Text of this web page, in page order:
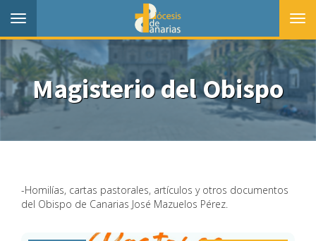
Toggle
navigation
Magisterio del Obispo
-Homilías, cartas pastorales, artículos y otros documentos
del Obispo de Canarias José Mazuelos Pérez.